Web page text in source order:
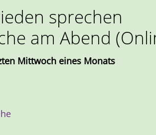
sprechen
am Abend
Mittwoch eines Monats